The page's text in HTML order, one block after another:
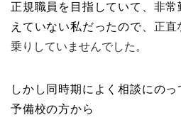
正規職員を目指していて、非
えていない私だったので、 正直
乗りしていませんでした。
しかし同時期によく相談にの
予備校の方から